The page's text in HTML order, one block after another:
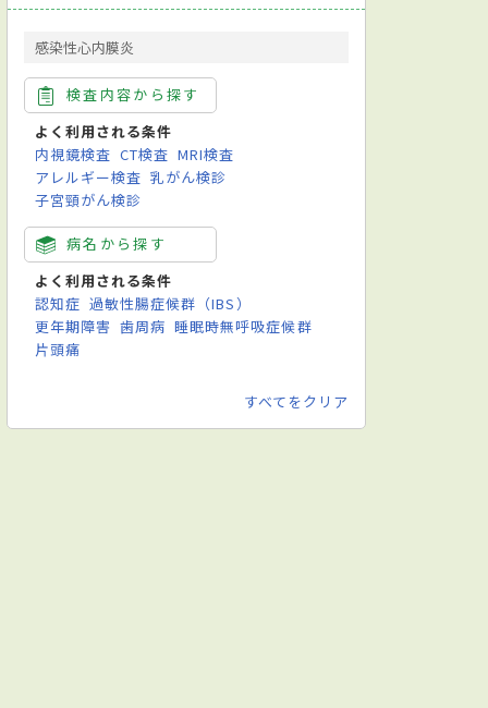
感染性心内膜炎
検査内容から探す
よく利用される条件
内視鏡検査 CT検査 MRI検査
アレルギー検査 乳がん検診
子宮頸がん検診
病名から探す
よく利用される条件
認知症 過敏性腸症候群（IBS）
更年期障害 歯周病 睡眠時無呼吸症候群
片頭痛
すべてをクリア